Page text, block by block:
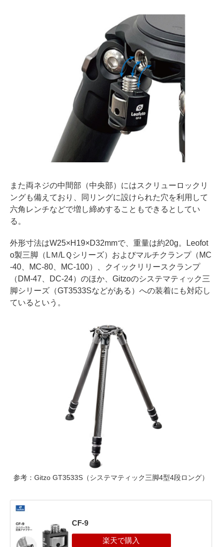
また両ネジの中間部（中央部）にはスクリューロックリ
ングも備えており、同リングに設けられた穴を利用して
六角レンチなどで増し締めすることもできるとしてい
る。
外形寸法はW25×H19×D32mmで、重量は約20g。Leofot
o製三脚（LＭ/LＱシリーズ）およびマルチクランプ（MC
-40、MC-80、MC-100）、クイックリリースクランプ
（DM-47、DC-24）のほか、Gitzoのシステマティック三
脚シリーズ（GT3533Sなどがある）への装着にも対応し
ているという。
参考：Gitzo GT3533S（システマティック三脚4型4段ロング）
CF-9